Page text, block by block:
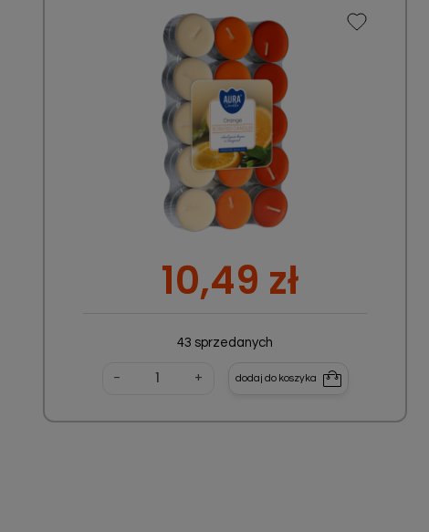
10,49 zł
43 sprzedanych
- + dodaj do koszyka